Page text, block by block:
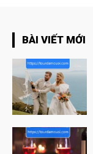
BÀI VIẾT MỚI